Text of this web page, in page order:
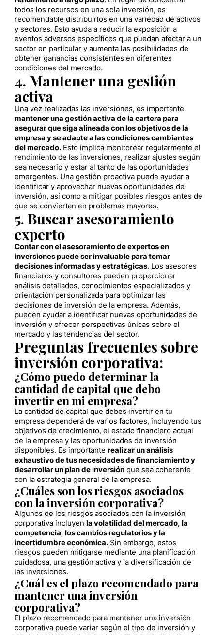
todos los recursos en una sola inversión, es
recomendable distribuirlos en una variedad de activos
y sectores. Esto ayuda a reducir la exposición a
eventos adversos específicos que puedan afectar a un
sector en particular y aumenta las posibilidades de
obtener ganancias consistentes en diferentes
condiciones del mercado.
4. Mantener una gestión
activa
Una vez realizadas las inversiones, es importante
mantener una gestión activa de la cartera para
asegurar que siga alineada con los objetivos de la
empresa y se adapte a las condiciones cambiantes
del mercado. Esto implica monitorear regularmente el
rendimiento de las inversiones, realizar ajustes según
sea necesario y estar al tanto de las oportunidades
emergentes. Una gestión proactiva puede ayudar a
identificar y aprovechar nuevas oportunidades de
inversión, así como a mitigar posibles riesgos antes de
que se conviertan en problemas mayores.
5. Buscar asesoramiento
experto
Contar con el asesoramiento de expertos en
inversiones puede ser invaluable para tomar
decisiones informadas y estratégicas. Los asesores
financieros y consultores pueden proporcionar
análisis detallados, conocimientos especializados y
orientación personalizada para optimizar las
decisiones de inversión de la empresa. Además,
pueden ayudar a identificar nuevas oportunidades de
inversión y ofrecer perspectivas únicas sobre el
mercado y las tendencias del sector.
Preguntas frecuentes sobre
inversión corporativa:
¿Cómo puedo determinar la
cantidad de capital que debo
invertir en mi empresa?
La cantidad de capital que debes invertir en tu
empresa dependerá de varios factores, incluyendo tus
objetivos de crecimiento, el estado financiero actual
de la empresa y las oportunidades de inversión
disponibles. Es importante realizar un análisis
exhaustivo de tus necesidades de financiamiento y
desarrollar un plan de inversión que sea coherente
con la estrategia general de la empresa.
¿Cuáles son los riesgos asociados
con la inversión corporativa?
Algunos de los riesgos asociados con la inversión
corporativa incluyen la volatilidad del mercado, la
competencia, los cambios regulatorios y la
incertidumbre económica. Sin embargo, estos
riesgos pueden mitigarse mediante una planificación
cuidadosa, una gestión activa y la diversificación de
las inversiones.
¿Cuál es el plazo recomendado para
mantener una inversión
corporativa?
El plazo recomendado para mantener una inversión
corporativa puede variar según el tipo de inversión y